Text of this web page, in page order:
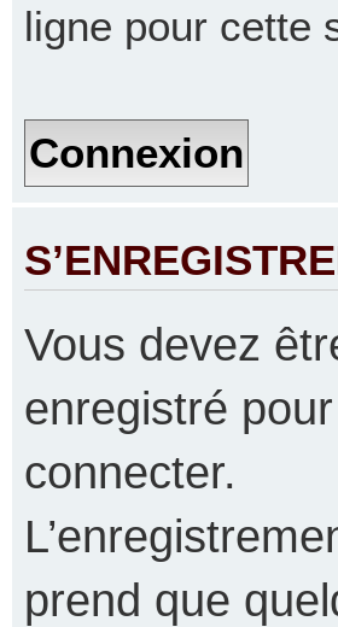
ligne pour cette
Vous devez
enregistré
connecter.
prend que